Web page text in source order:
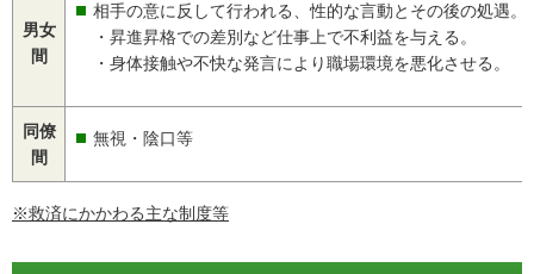
男女
間
相手の意に反して行われる、性的な言動とその後の処遇
・昇進昇格での差別など仕事上で不利益を与える。
・身体接触や不快な発言により職場環境を悪化させる。
同僚
間
無視・陰口等
※救済にかかわる主な制度等